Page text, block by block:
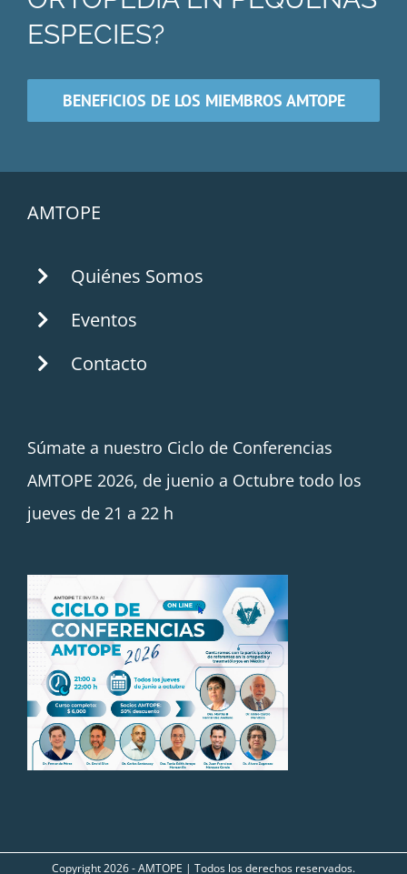
ESPECIES?
BENEFICIOS DE LOS MIEMBROS AMTOPE
AMTOPE
Quiénes Somos
Eventos
Contacto
Súmate a nuestro Ciclo de Conferencias
AMTOPE 2026, de juenio a Octubre todo los
jueves de 21 a 22 h
Copyright2026 - AMTOPE | Todos los derechos reservados.